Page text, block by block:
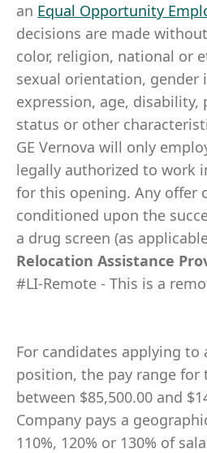
an Equal Opportunity
decisions are made
color, religion, national or
sexual orientation, gender
expression, age, disability,
status or other
GE Vernova will only
legally authorized to work
for this opening. Any offer
conditioned upon the
a drug screen (as
Relocation Assistance
#LI-Remote - This is a
For candidates applying to
position, the pay range for
between $85,500.00 and
Company pays a
110%, 120% or 130% of